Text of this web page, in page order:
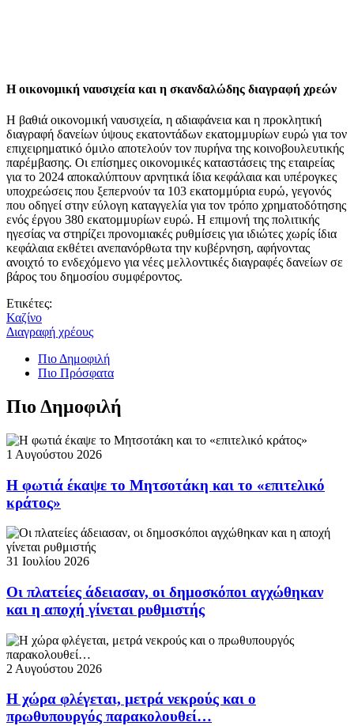
Η οικονομική ναυσιχεία και η σκανδαλώδης διαγραφή χρεών
Η βαθιά οικονομική ναυσιχεία, η αδιαφάνεια και η προκλητική
διαγραφή δανείων ύψους εκατοντάδων εκατομμυρίων ευρώ για τον
επιχειρηματικό όμιλο αποτελούν τον πυρήνα της κοινοβουλευτικής
παρέμβασης. Οι επίσημες οικονομικές καταστάσεις της εταιρείας
για το 2024 αποκαλύπτουν αρνητικά ίδια κεφάλαια και υπέρογκες
υποχρεώσεις που ξεπερνούν τα 103 εκατομμύρια ευρώ, γεγονός
που οδηγεί στην εύλογη καταγγελία για τον τρόπο χρηματοδότησης
ενός έργου 380 εκατομμυρίων ευρώ. Η επιμονή της πολιτικής
ηγεσίας να στηρίζει προνομιακές ρυθμίσεις για ιδιώτες χωρίς ίδια
κεφάλαια εκθέτει ανεπανόρθωτα την κυβέρνηση, αφήνοντας
ανοιχτό το ενδεχόμενο για νέες μελλοντικές διαγραφές δανείων σε
βάρος του δημοσίου συμφέροντος.
Ετικέτες:
Καζίνο
Διαγραφή χρέους
Πιο Δημοφιλή
Πιο Πρόσφατα
Πιο Δημοφιλή
1 Αυγούστου 2026
Η φωτιά έκαψε το Μητσοτάκη και το «επιτελικό
κράτος»
31 Ιουλίου 2026
Οι πλατείες άδειασαν, οι δημοσκόποι αγχώθηκαν
και η αποχή γίνεται ρυθμιστής
2 Αυγούστου 2026
Η χώρα φλέγεται, μετρά νεκρούς και ο
πρωθυπουργός παρακολουθεί…